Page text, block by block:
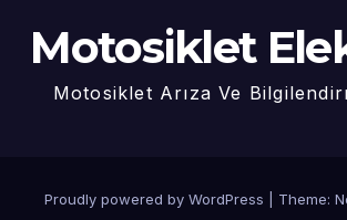
Motosiklet
Motosiklet Arıza Ve
Proudly powered by WordPress
Theme: